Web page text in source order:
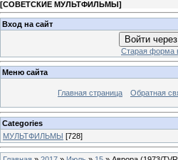
[СОВЕТСКИЕ МУЛЬТФИЛЬМЫ]
Вход на сайт
Войти
Старая форма
Меню сайта
Главная страница Обратная
Categories
МУЛЬТФИЛЬМЫ [728]